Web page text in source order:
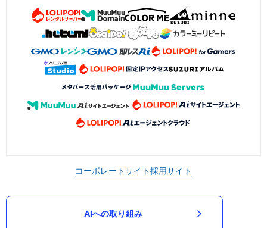
コーポレートサイト採用サイト
AIへの取り組み